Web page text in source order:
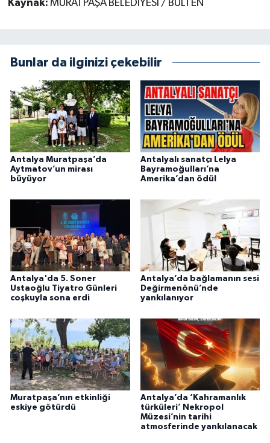
Kaynak: MURATPAŞA BELEDİYESİ / BÜLTEN
Bunlar da ilginizi çekebilir
Antalya Muratpaşa’da
Aytmatov’un mirası
büyüyor
Antalyalı sanatçı Lelya
Bayramoğulları’na
Amerika’dan ödül
Antalya'da 5. Soner
Ustaoğlu Tiyatro Günleri
coşkuyla sona erdi
Antalya’da bağlamanın sesi
Değirmenönü’nde
yankılanıyor
Muratpaşa’nın etkinliği
eskiye götürdü
Antalya’da ‘Kahramanlık
türküleri’ Nekropol
Müzesi’nin tarihi
atmosferinde yankılanacak